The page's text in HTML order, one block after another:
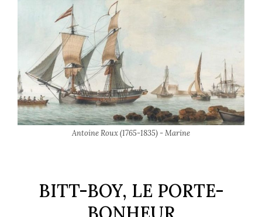
Antoine Roux (1765-1835) - Marine
BITT-BOY, LE PORTE-